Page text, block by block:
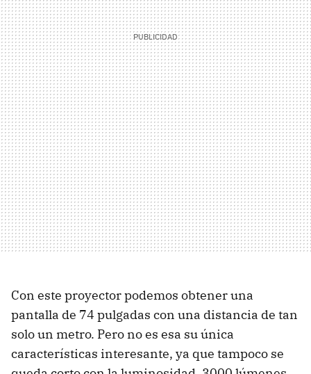
Con este proyector podemos obtener una
pantalla de 74 pulgadas con una distancia de tan
solo un metro. Pero no es esa su única
características interesante, ya que tampoco se